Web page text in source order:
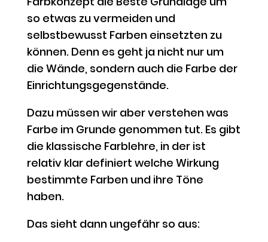
so etwas zu vermeiden und
selbstbewusst Farben einsetzten zu
können. Denn es geht ja nicht nur um
die Wände, sondern auch die Farbe der
Einrichtungsgegenstände.
Dazu müssen wir aber verstehen was
Farbe im Grunde genommen tut. Es gibt
die klassische Farblehre, in der ist
relativ klar definiert welche Wirkung
bestimmte Farben und ihre Töne
haben.
Das sieht dann ungefähr so aus: